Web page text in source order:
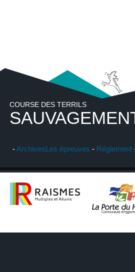
COURSE DES TERRILS
-ArchivesLes épreuves - Réglement